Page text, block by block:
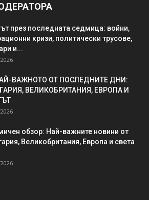
през последната седмица: войни,
кризи, политически трусове,
и...
ВАЖНОТО ОТ ПОСЛЕДНИТЕ ДНИ:
ВЕЛИКОБРИТАНИЯ, ЕВРОПА И
обзор: Най-важните новини от
Великобритания, Европа и света